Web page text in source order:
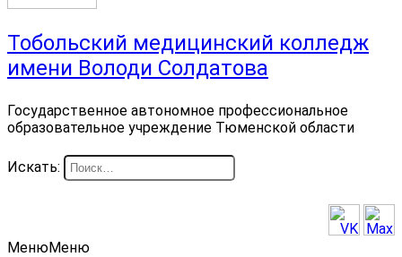
Тобольский медицинский колледж
имени Володи Солдатова
Государственное автономное профессиональное
образовательное учреждение Тюменской области
Искать:
МенюМеню